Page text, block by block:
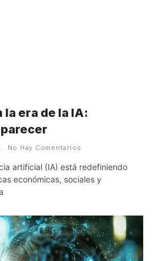
era de la IA:
No Hay Comentarios
artificial (IA) está redefiniendo
económicas, sociales y